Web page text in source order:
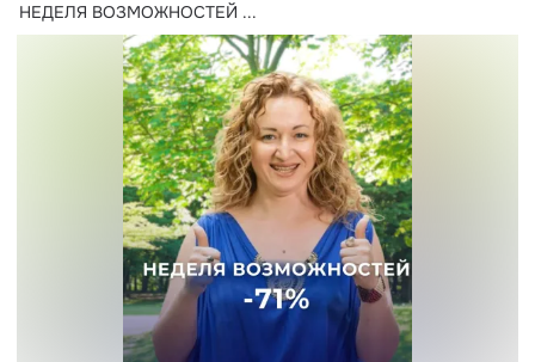
НЕДЕЛЯ ВОЗМОЖНОСТЕЙ ...